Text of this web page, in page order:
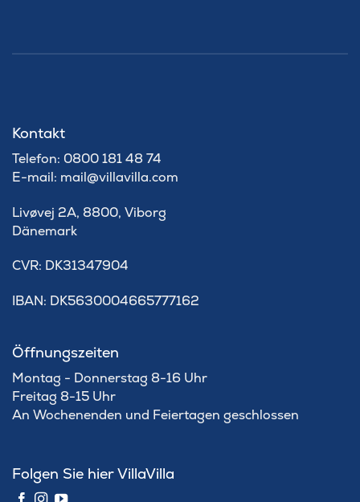
Kontakt
Telefon: 0800 181 48 74
E-mail: mail@villavilla.com
Livøvej 2A, 8800, Viborg
Dänemark
​CVR: DK31347904
IBAN: DK5630004665777162
Öffnungszeiten
Montag - Donnerstag 8-16 Uhr
Freitag 8-15 Uhr
An Wochenenden und Feiertagen geschlossen
Folgen Sie hier VillaVilla